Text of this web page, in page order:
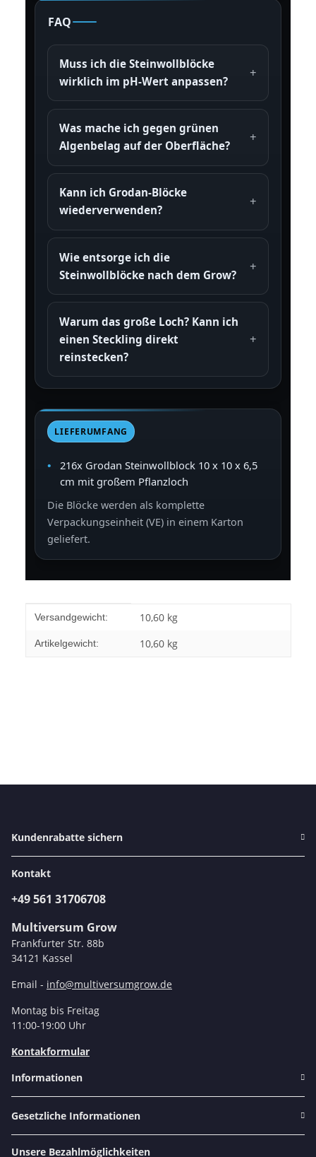
FAQ
Muss ich die Steinwollblöcke
wirklich im pH-Wert anpassen?
Was mache ich gegen grünen
Algenbelag auf der Oberfläche?
Kann ich Grodan-Blöcke
wiederverwenden?
Wie entsorge ich die
Steinwollblöcke nach dem Grow?
Warum das große Loch? Kann ich
einen Steckling direkt
reinstecken?
LIEFERUMFANG
216x Grodan Steinwollblock 10 x 10 x 6,5
cm mit großem Pflanzloch
Die Blöcke werden als komplette
Verpackungseinheit (VE) in einem Karton
geliefert.
Produkteigenschaft
Wert
Versandgewicht: 10,60 kg
Artikelgewicht: 10,60 kg
Kundenrabatte sichern
Kontakt
+49 561 31706708
Multiversum Grow
Frankfurter Str. 88b
34121 Kassel
Email - info@multiversumgrow.de
Montag bis Freitag
11:00-19:00 Uhr
Kontakformular
Informationen
Gesetzliche Informationen
Unsere Bezahlmöglichkeiten